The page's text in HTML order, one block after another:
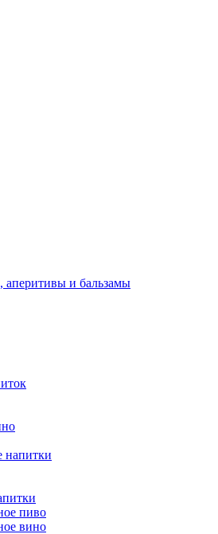
аперитивы и бальзамы
напитки
пиво
вино